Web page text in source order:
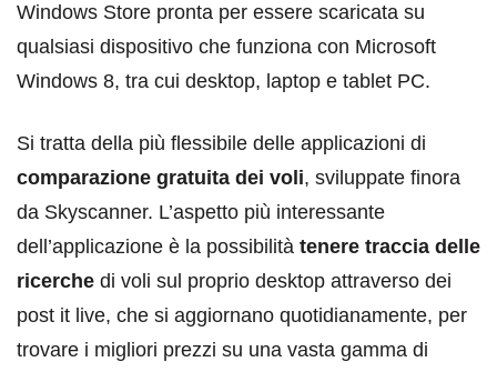
Windows Store pronta per essere scaricata su
qualsiasi dispositivo che funziona con Microsoft
Windows 8, tra cui desktop, laptop e tablet PC.
Si tratta della più flessibile delle applicazioni di
comparazione gratuita dei voli, sviluppate finora
da Skyscanner. L’aspetto più interessante
dell’applicazione è la possibilità tenere traccia delle
ricerche di voli sul proprio desktop attraverso dei
post it live, che si aggiornano quotidianamente, per
trovare i migliori prezzi su una vasta gamma di